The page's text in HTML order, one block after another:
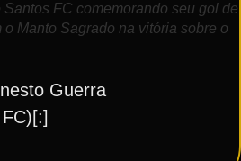
Santos FC comemorando seu gol de
o Manto Sagrado na vitória sobre o
Guerra